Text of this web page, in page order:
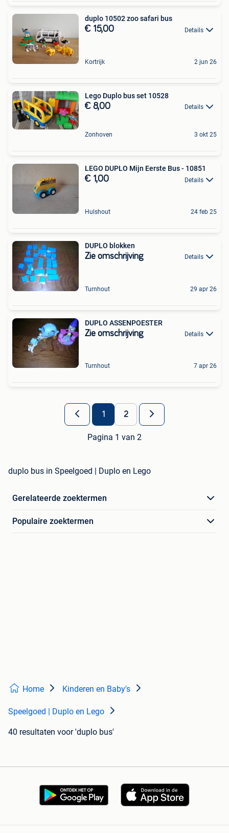
duplo 10502 zoo safari bus
€ 15,00 Details
Kortrijk 2 jun 26
Lego Duplo bus set 10528
€ 8,00 Details
Zonhoven 3 okt 25
LEGO DUPLO Mijn Eerste Bus - 10851
€ 1,00 Details
Hulshout 24 feb 25
DUPLO blokken
Zie omschrijving Details
Turnhout 29 apr 26
DUPLO ASSENPOESTER
Zie omschrijving Details
Turnhout 7 apr 26
1 2
Pagina 1 van 2
duplo bus in Speelgoed | Duplo en Lego
Gerelateerde zoektermen
Populaire zoektermen
Home Kinderen en Baby's
Speelgoed | Duplo en Lego
40 resultaten voor 'duplo bus'